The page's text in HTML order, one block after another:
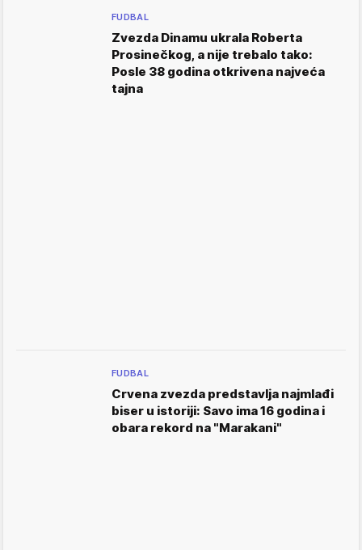
FUDBAL
Zvezda Dinamu ukrala Roberta
Prosinečkog, a nije trebalo tako:
Posle 38 godina otkrivena najveća
tajna
FUDBAL
Crvena zvezda predstavlja najmlađi
biser u istoriji: Savo ima 16 godina i
obara rekord na "Marakani"